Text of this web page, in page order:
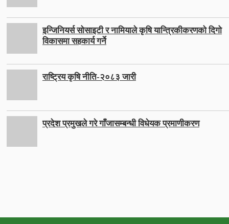
इन्जिनियर्स सोसाइटी र नामियाले कृषि यान्त्रिकीकरणको दिगो
विकासमा सहकार्य गर्ने
राष्ट्रिय कृषि नीति-२०८३ जारी
प्रदेश प्रमुखले गरे गाँजासम्बन्धी विधेयक प्रमाणीकरण